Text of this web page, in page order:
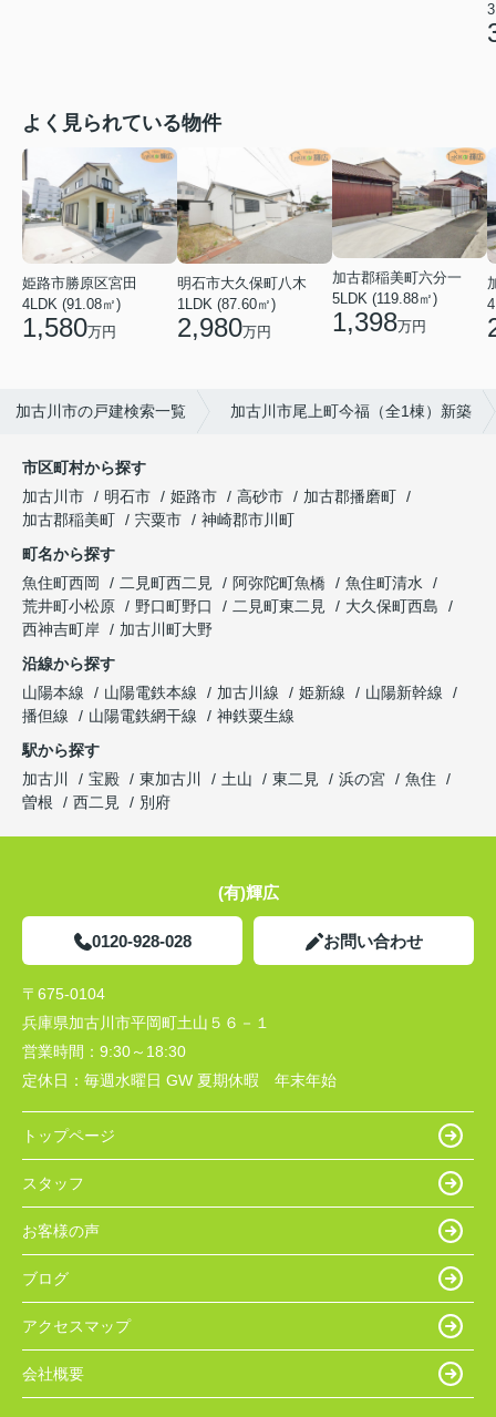
よく見られている物件
姫路市勝原区宮田
4LDK (91.08㎡)
1,580万円
明石市大久保町八木
1LDK (87.60㎡)
2,980万円
加古郡稲美町六分一
5LDK (119.88㎡)
1,398万円
加古川市の戸建検索一覧 加古川市尾上町今福（全1棟）新築
市区町村から探す
加古川市
明石市 姫路市 高砂市
加古郡播磨町
加古郡稲美町
宍粟市
神崎郡市川町
町名から探す
魚住町西岡
二見町西二見 阿弥陀町魚橋
魚住町清水
荒井町小松原
野口町野口 二見町東二見
大久保町西島
西神吉町岸
加古川町大野
沿線から探す
山陽本線
山陽電鉄本線 加古川線 姫新線
山陽新幹線
播但線
山陽電鉄網干線
神鉄粟生線
駅から探す
加古川
宝殿 東加古川 土山 東二見 浜の宮
魚住
曽根
西二見 別府
(有)輝広
0120-928-028 お問い合わせ
〒675-0104
兵庫県加古川市平岡町土山５６－１
営業時間： 9:30～18:30
定休日： 毎週水曜日 GW 夏期休暇 年末年始
トップページ
スタッフ
お客様の声
ブログ
アクセスマップ
会社概要